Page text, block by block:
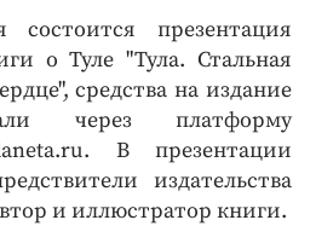
презентация
о Туле "Тула. Стальная
средства на издание
через платформу
В презентации
издательства
и иллюстратор книги.